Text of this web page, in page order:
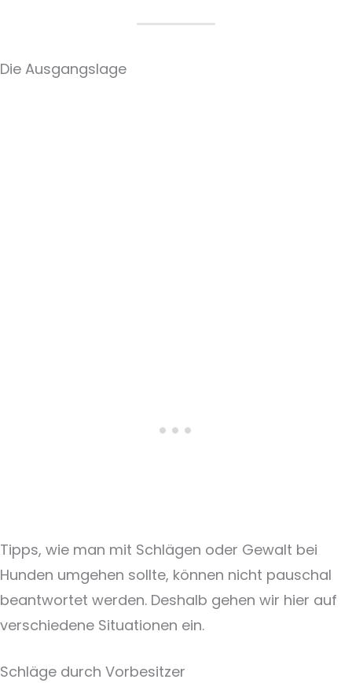
Die Ausgangslage
Tipps, wie man mit Schlägen oder Gewalt bei
Hunden umgehen sollte, können nicht pauschal
beantwortet werden. Deshalb gehen wir hier auf
verschiedene Situationen ein.
Schläge durch Vorbesitzer